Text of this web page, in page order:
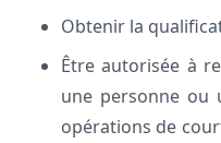
Obtenir la
Être autorisée à
une personne ou
opérations de